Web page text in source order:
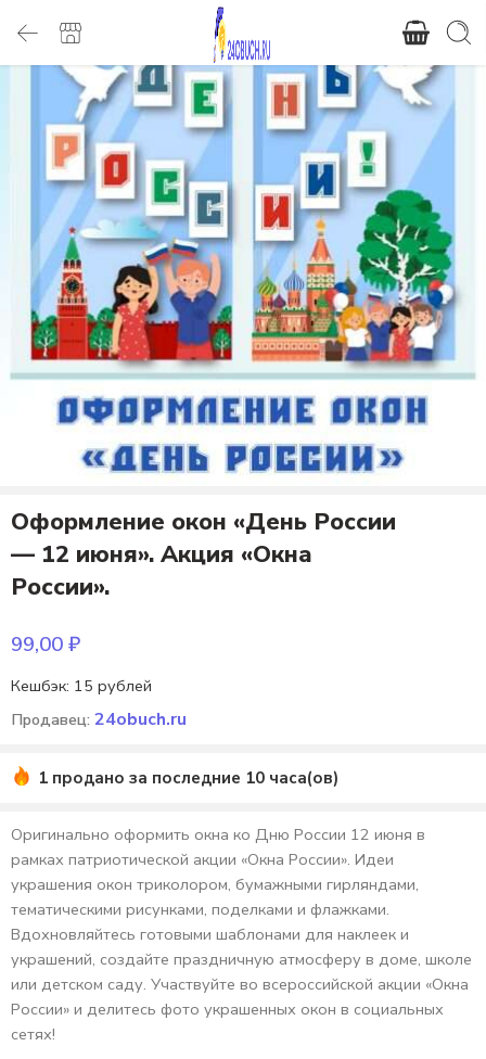
Оформление окон «День России
— 12 июня». Акция «Окна
России».
99,00₽
Кешбэк: 15 рублей
Продавец: 24obuch.ru
1 продано за последние 10 часа(ов)
Оригинально оформить окна ко Дню России 12 июня в
рамках патриотической акции «Окна России». Идеи
украшения окон триколором, бумажными гирляндами,
тематическими рисунками, поделками и флажками.
Вдохновляйтесь готовыми шаблонами для наклеек и
украшений, создайте праздничную атмосферу в доме, школе
или детском саду. Участвуйте во всероссийской акции «Окна
России» и делитесь фото украшенных окон в социальных
сетях!